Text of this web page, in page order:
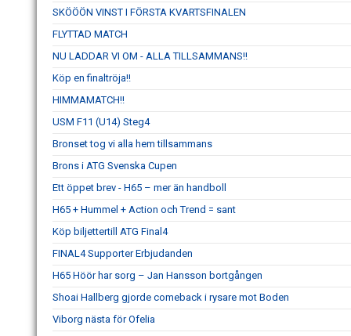
SKÖÖÖN VINST I FÖRSTA KVARTSFINALEN
FLYTTAD MATCH
NU LADDAR VI OM - ALLA TILLSAMMANS!!
Köp en finaltröja!!
HIMMAMATCH!!
USM F11 (U14) Steg4
Bronset tog vi alla hem tillsammans
Brons i ATG Svenska Cupen
Ett öppet brev - H65 – mer än handboll
H65 + Hummel + Action och Trend = sant
Köp biljettertill ATG Final4
FINAL4 Supporter Erbjudanden
H65 Höör har sorg – Jan Hansson bortgången
Shoai Hallberg gjorde comeback i rysare mot Boden
Viborg nästa för Ofelia